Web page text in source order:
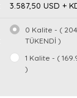
3.587,50 USD +
0 Kalite - (
TÜKENDİ )
1 Kalite - (
)